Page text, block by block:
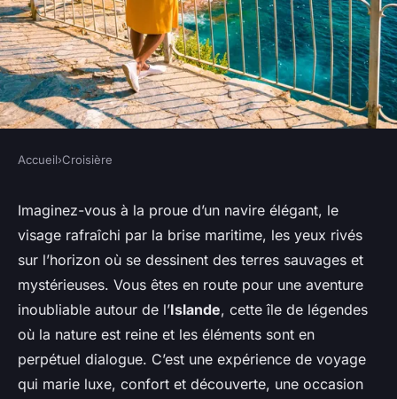
Croisières autour de l'Islande :
Terres de glace et de feu
Amélie•7 janvier 2024 •6 min de lecture
Accueil›Croisière
Imaginez-vous à la proue d’un navire élégant, le
visage rafraîchi par la brise maritime, les yeux rivés
sur l’horizon où se dessinent des terres sauvages et
mystérieuses. Vous êtes en route pour une aventure
inoubliable autour de l’Islande, cette île de légendes
où la nature est reine et les éléments sont en
perpétuel dialogue. C’est une expérience de voyage
qui marie luxe, confort et découverte, une occasion